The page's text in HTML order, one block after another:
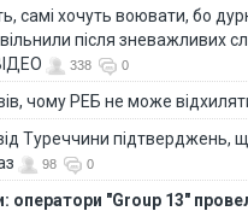
самі хочуть воювати, бо
після зневажливих
338 0
чому РЕБ не може
Туреччини підтверджень,
98 0
оператори "Group 13"